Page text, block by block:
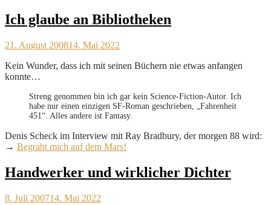
Ich glaube an Bibliotheken
21. August 200814. Mai 2022
Kein Wunder, dass ich mit seinen Büchern nie etwas anfangen
konnte…
Streng genommen bin ich gar kein Science-Fiction-Autor. Ich
habe nur einen einzigen SF-Roman geschrieben, „Fahrenheit
451“. Alles andere ist Fantasy.
Denis Scheck im Interview mit Ray Bradbury, der morgen 88 wird:
→ Begrabt mich auf dem Mars!
Handwerker und wirklicher Dichter
8. Juli 200714. Mai 2022